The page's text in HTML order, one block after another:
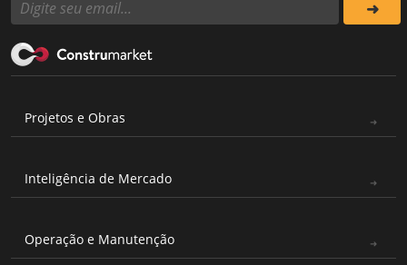
Projetos e Obras
Inteligência de Mercado
Operação e Manutenção